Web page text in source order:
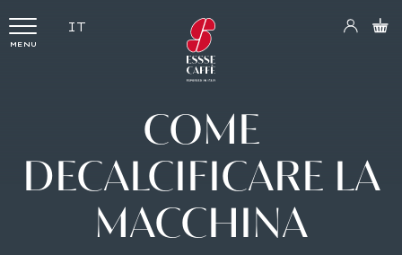
MENU
IT
COME
DECALCIFICARE LA
MACCHINA